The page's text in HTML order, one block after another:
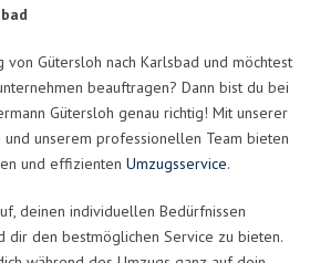
von Gütersloh nach Karlsbad und möchtest
beauftragen? Dann bist du bei
Gütersloh genau richtig! Mit unserer
und unserem professionellen Team bieten
und effizienten Umzugsservice.
deinen individuellen Bedürfnissen
dir den bestmöglichen Service zu bieten.